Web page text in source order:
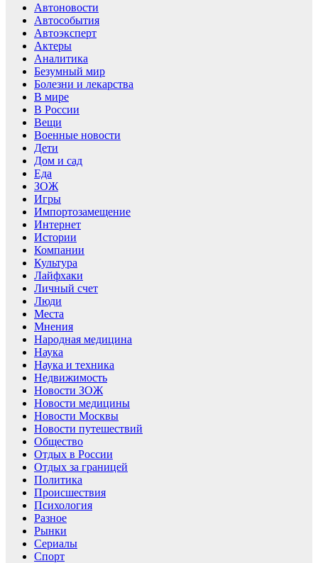
Автоновости
Автособытия
Автоэксперт
Актеры
Аналитика
Безумный мир
Болезни и лекарства
В мире
В России
Вещи
Военные новости
Дети
Дом и сад
Еда
ЗОЖ
Игры
Импортозамещение
Интернет
Истории
Компании
Культура
Лайфхаки
Личный счет
Люди
Места
Мнения
Народная медицина
Наука
Наука и техника
Недвижимость
Новости ЗОЖ
Новости медицины
Новости Москвы
Новости путешествий
Общество
Отдых в России
Отдых за границей
Политика
Происшествия
Психология
Разное
Рынки
Сериалы
Спорт